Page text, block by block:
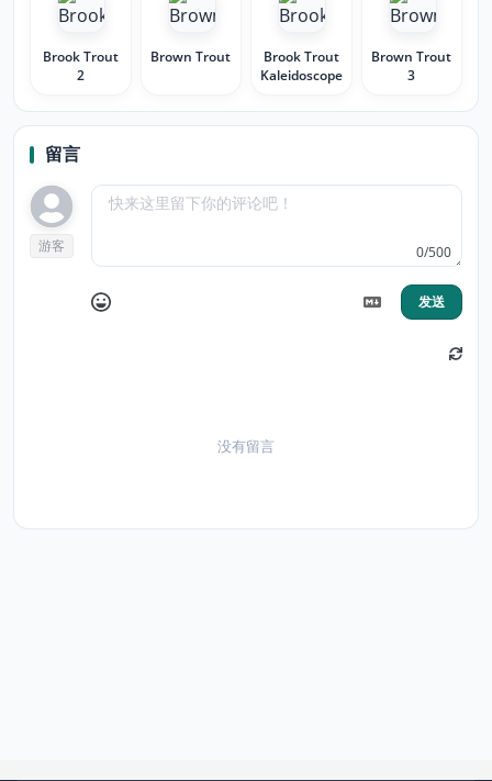
Brook Trout
2
Brown Trout
Brook Trout
Kaleidoscope
Brown Trout
3
留言
游客 0/500
发送
没有留言